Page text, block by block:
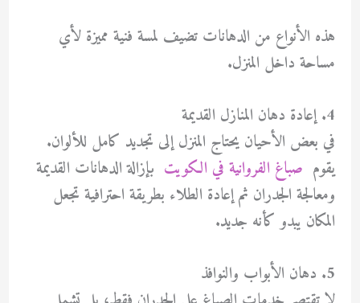
هذه الأنواع من الدهانات تضيف لمسة فنية مميزة لأي
مساحة داخل المنزل.
4. إعادة دهان المنازل القديمة
في بعض الأحيان يحتاج المنزل إلى تجديد كامل للألوان.
يقوم صباغ الفروانية في الكويت بإزالة الدهانات القديمة
ومعالجة الجدران ثم إعادة الطلاء بطريقة احترافية تجعل
المكان يبدو كأنه جديد.
5. دهان الأبواب والنوافذ